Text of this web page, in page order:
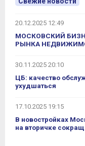
20.12.2025 12:49
МОСКОВСКИЙ
РЫНКА
30.11.2025 20:10
ЦБ: качество
ухудшаться
17.10.2025 19:15
В новостройках
на вторичке